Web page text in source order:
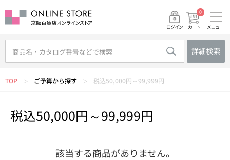
ログイン カート
0
メニュー
詳細検索
TOP ＞ ご予算から探す ＞ 税込50,000円～99,999円
税込50,000円～99,999円
該当する商品がありません。